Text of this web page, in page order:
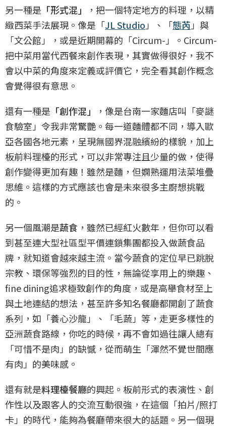
另一種是 「形式混」
，把一個特定地方的料理，以精
緻西菜手法展現。像是「JL Studio」、「態芮」與
「文公館」，或是近期開幕的「Circum-」。Circum-
把中菜用當代西餐來創作表現，其實做得很好，我不
會以中菜的角度來定義或評價它，完全看其創作概念
會覺得很有意思。
還有一種是 「創作混」
，像是台南一家麵店叫「麥謎
食驗室」令我非常驚艷。每一道麵體都不同，導入歐
亞各國各地元素，呈現無國界混融繽紛的樣貌，加上
板前料理檯的形式，可以非常專注且少量的做，使得
創作變得更加有趣！雖然是麵，但嫻熟運用法菜堆疊
思維。這樣的方式應該也會是未來很多主廚想挑戰
的。
另一個風潮是蔬食 ，雖然已經紅火數年，但你可以看
到甚至連大型社區型平價連鎖集團都投入做蔬食品
牌，就知道會越來越主流。當今蔬食的定位早已跳脫
宗教、環保等強烈的目的性，無論從享用上的樂趣、
fine dining追求極致創作的角度，或是高舉食材至上
與土地連結的想法，甚至許多知名餐廳都開創了蔬食
系列，如「養心沙龍」、「毛蔬」等，走更多樣性的
亞洲蔬食路線，你吃的時候，再不會如過往讓人總有
「可惜不是肉」的缺憾，從而萌生「渾然不覺世間應
有肉」的美味感。
還有就是料理檯餐廳的興起。板前形式的表演性、創
作性以及跟客人的交流互動很強，在這個「拍片/照打
卡」的時代，能夠為餐廳帶來很大的話題。另一個現